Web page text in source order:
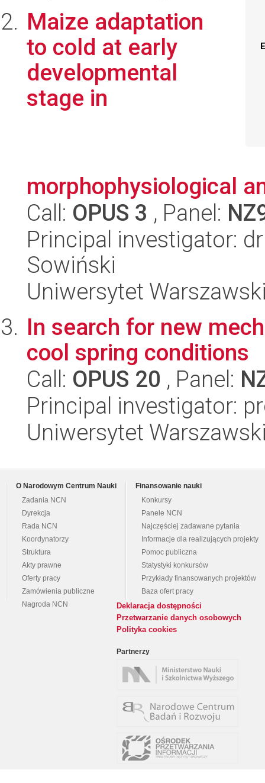
Maize adaptation
to cold at early
developmental
stage in
morphophysiological
Call: OPUS 3 , Panel:
Principal investigator:
Sowiński
Uniwersytet
In search for new
cool spring conditions
Call: OPUS 20 , Panel:
Principal investigator:
Uniwersytet
O Narodowym Centrum Nauki
Zadania NCN
Dyrekcja
Rada NCN
Koordynatorzy
Struktura
Akty prawne
Oferty pracy
Zamówienia publiczne
Nagroda NCN
Finansowanie nauki
Konkursy
Panele NCN
Najczęściej zadawane pytania
Informacje dla realizujących projekty
Pomoc publiczna
Statystyki konkursów
Przykłady finansowanych projektów
Baza ofert pracy
Deklaracja dostępności
Przetwarzanie danych osobowych
Polityka cookies
Partnerzy